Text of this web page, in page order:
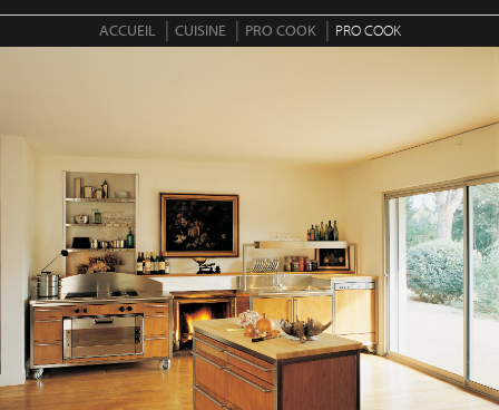
ACCUEIL CUISINE PRO COOK PRO COOK